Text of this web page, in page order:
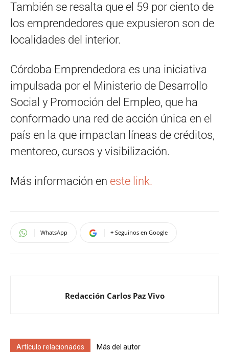
También se resalta que el 59 por ciento de
los emprendedores que expusieron son de
localidades del interior.
Córdoba Emprendedora es una iniciativa
impulsada por el Ministerio de Desarrollo
Social y Promoción del Empleo, que ha
conformado una red de acción única en el
país en la que impactan líneas de créditos,
mentoreo, cursos y visibilización.
Más información en este link.
WhatsApp + Seguinos en Google
Redacción Carlos Paz Vivo
Artículo relacionados Más del autor